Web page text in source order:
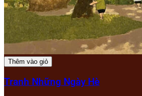
Thêm vào giỏ
Tranh Những Ngày Hè